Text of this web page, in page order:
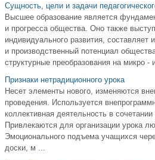
Сущность, цели и задачи
Высшее образование является
и прогресса общества. Оно также
индивидуального развития, составляет
и производственный потенциал
структурные преобразования на микро
Признаки нетрадиционного урока
Несет элементы нового, изменяются
проведения. Используется
коллективная деятельность в
Привлекаются для организации урока
Эмоционального подъема учащихся
доски, м ...